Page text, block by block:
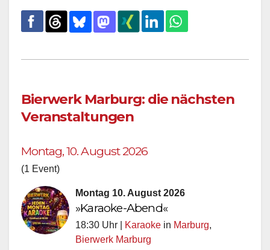
Bierwerk Marburg: die nächsten
Veranstaltungen
Montag, 10. August 2026
(1 Event)
Montag 10. August 2026
»Karaoke-Abend«
18:30 Uhr | Karaoke in Marburg,
Bierwerk Marburg